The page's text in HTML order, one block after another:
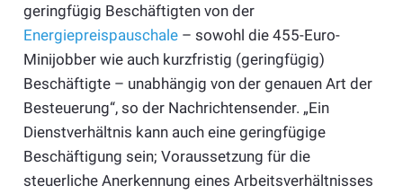
geringfügig Beschäftigten von der
Energiepreispauschale– sowohl die 455-Euro-
Minijobber wie auch kurzfristig (geringfügig)
Beschäftigte – unabhängig von der genauen Art der
Besteuerung“, so der Nachrichtensender. „Ein
Dienstverhältnis kann auch eine geringfügige
Beschäftigung sein; Voraussetzung für die
steuerliche Anerkennung eines Arbeitsverhältnisses